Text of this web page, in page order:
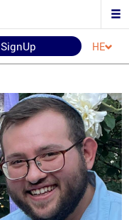
SignUp HE